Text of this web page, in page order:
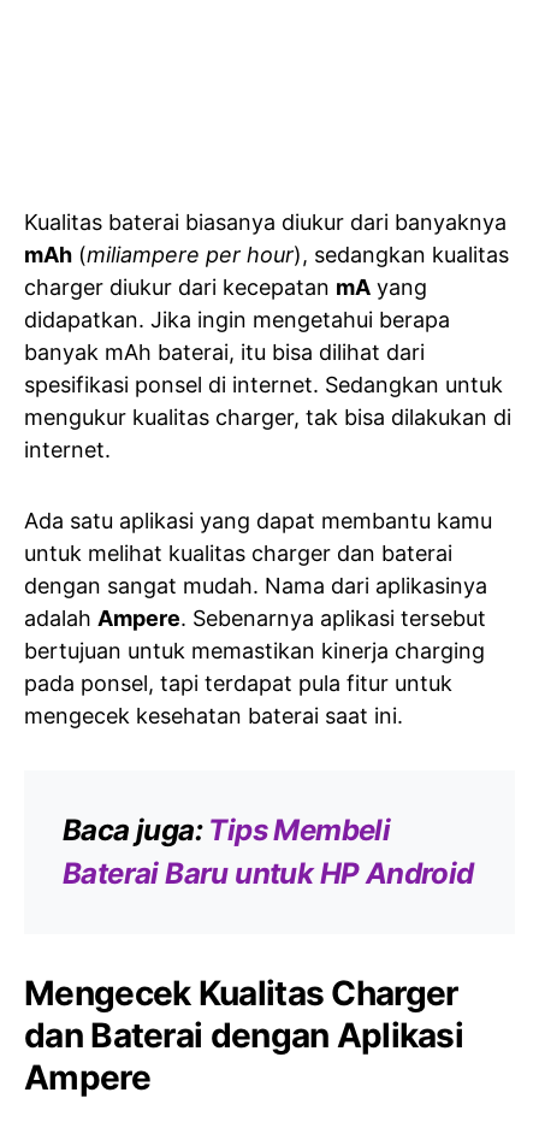
Kualitas baterai biasanya diukur dari banyaknya
mAh (miliampere per hour), sedangkan kualitas
charger diukur dari kecepatan mA yang
didapatkan. Jika ingin mengetahui berapa
banyak mAh baterai, itu bisa dilihat dari
spesifikasi ponsel di internet. Sedangkan untuk
mengukur kualitas charger, tak bisa dilakukan di
internet.
Ada satu aplikasi yang dapat membantu kamu
untuk melihat kualitas charger dan baterai
dengan sangat mudah. Nama dari aplikasinya
adalah Ampere. Sebenarnya aplikasi tersebut
bertujuan untuk memastikan kinerja charging
pada ponsel, tapi terdapat pula fitur untuk
mengecek kesehatan baterai saat ini.
Baca juga: Tips Membeli
Baterai Baru untuk HP Android
Mengecek Kualitas Charger
dan Baterai dengan Aplikasi
Ampere